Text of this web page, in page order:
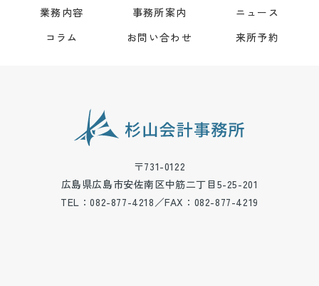
業務内容 事務所案内
ニュース
コラム
お問い合わせ 来所予約
〒731-0122
広島県広島市安佐南区中筋二丁目5-25-201
TEL：082-877-4218／FAX：082-877-4219